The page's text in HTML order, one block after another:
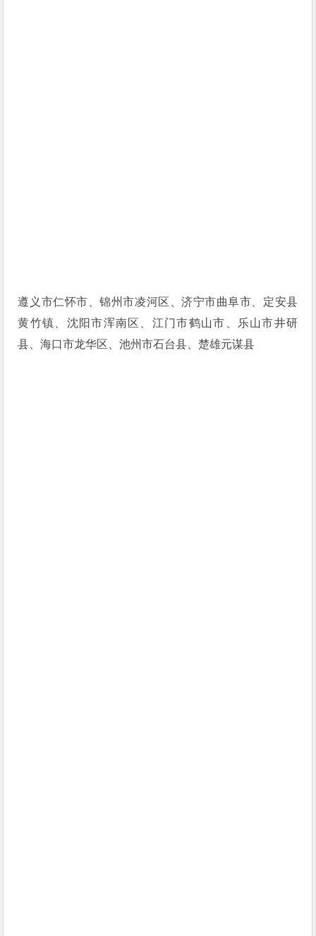
遵义市仁怀市、锦州市凌河区、济宁市曲阜市、定安县
黄竹镇、沈阳市浑南区、江门市鹤山市、乐山市井研
县、海口市龙华区、池州市石台县、楚雄元谋县